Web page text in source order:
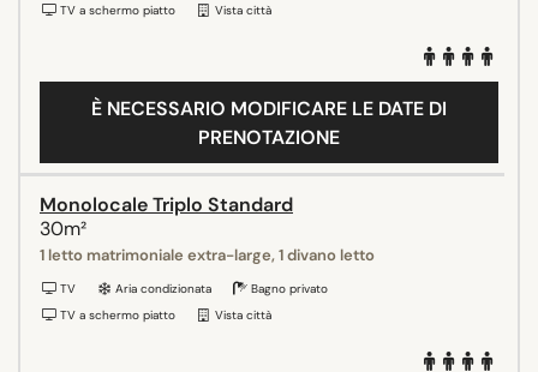
TV a schermo piatto
Vista città
È NECESSARIO MODIFICARE LE DATE DI
PRENOTAZIONE
Monolocale Triplo Standard
30m²
1 letto matrimoniale extra-large, 1 divano letto
TV Aria condizionata
Bagno privato
TV a schermo piatto
Vista città